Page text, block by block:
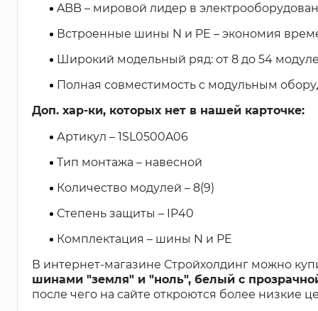
ABB – мировой лидер в
Встроенные шины N и PE – экономия
Широкий модельный ряд: от 8 до 54
Полная совместимость с модульным
Доп. хар-ки, которых нет в нашей карточке:
Артикул – 1SL0500A06
Тип монтажа – навесной
Количество модулей – 8(9)
Степень защиты – IP40
Комплектация – шины N и PE
В интернет-магазине Стройхолдинг можно
шинами "земля" и "ноль", белый с
после чего на сайте откроются более низкие